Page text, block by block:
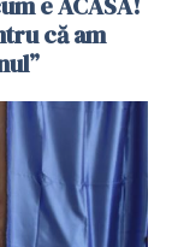
că am